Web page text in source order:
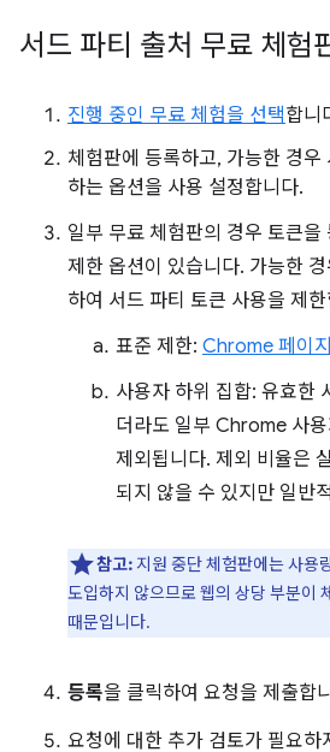
서드 파티 출처 무료 체험
진행 중인 무료 체험을 선택합니
체험판에 등록하고, 가능한 경우
하는 옵션을 사용 설정합니다.
일부 무료 체험판의 경우 토큰을
제한 옵션이 있습니다. 가능한
하여 서드 파티 토큰 사용을 제
표준 제한: Chrome 페이
사용자 하위 집합: 유효한
더라도 일부 Chrome 사
제외됩니다. 제외 비율은
되지 않을 수 있지만 일반
참고: 지원 중단 체험판에는 사용
도입하지 않으므로 웹의 상당 부분이
때문입니다.
등록을 클릭하여 요청을 제출합
요청에 대한 추가 검토가 필요하